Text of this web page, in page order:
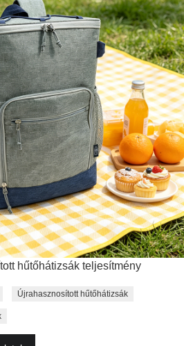
hűtőhátizsák teljesítmény
Újrahasznosított hűtőhátizsák